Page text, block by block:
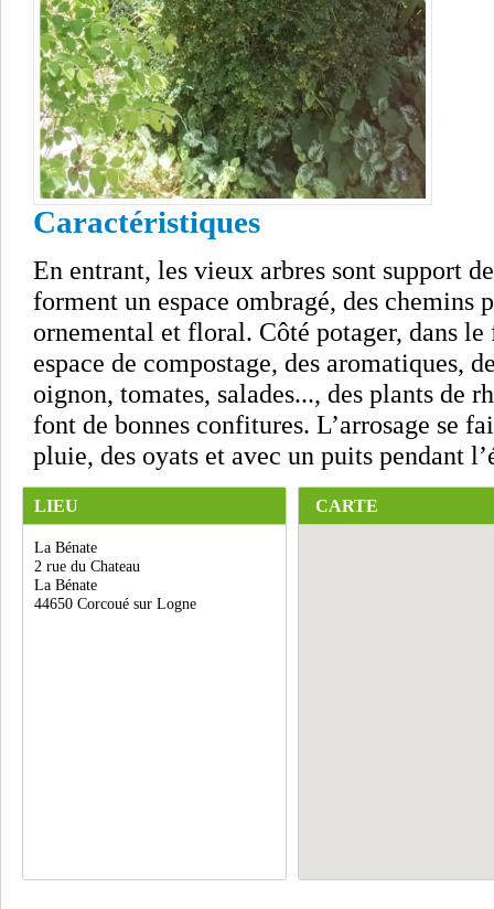
Caractéristiques
En entrant, les vieux arbres sont support
forment un espace ombragé, des chemins
ornemental et floral. Côté potager, dans
espace de compostage, des aromatiques,
oignon, tomates, salades..., des plants de
font de bonnes confitures. L’arrosage se
pluie, des oyats et avec un puits pendant
LIEU
La Bénate
2 rue du Chateau
La Bénate
44650 Corcoué sur Logne
CARTE